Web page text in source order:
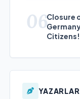
06Closure
Citizens!
YAZARLAR